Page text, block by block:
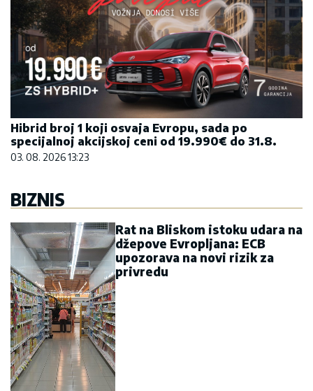
Hibrid broj 1 koji osvaja Evropu, sada po
specijalnoj akcijskoj ceni od 19.990€ do 31.8.
03. 08. 2026 13:23
BIZNIS
Rat na Bliskom istoku udara na
džepove Evropljana: ECB
upozorava na novi rizik za
privredu